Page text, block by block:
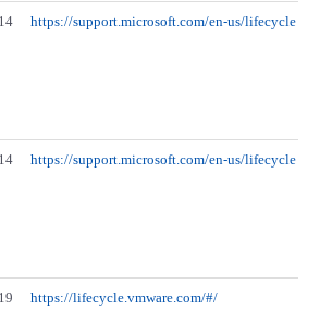
https://support.microsoft.com/en-us/lifecycle
https://support.microsoft.com/en-us/lifecycle
https://lifecycle.vmware.com/#/